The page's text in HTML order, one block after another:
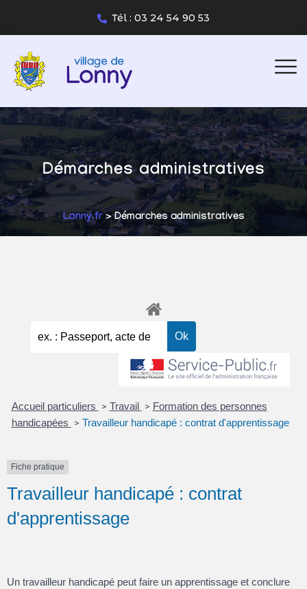
Tél : 03 24 54 90 53
Démarches administratives
Lonny.fr> Démarches administratives
Accueil particuliers > Travail > Formation des personnes
handicapées
> Travailleur handicapé : contrat d'apprentissage
Fiche pratique
Travailleur handicapé : contrat
d'apprentissage
Un travailleur handicapé peut faire un apprentissage et conclure